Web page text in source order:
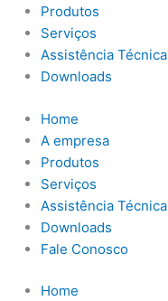
Produtos
Serviços
Assistência Técnica
Downloads
Home
A empresa
Produtos
Serviços
Assistência Técnica
Downloads
Fale Conosco
Home